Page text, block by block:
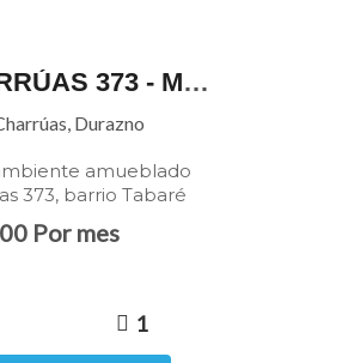
CHARRÚAS 373 - MONOAMBIENTE AMUEBLADO - BARRIO TABARÉ
Durazno
amueblado
373, barrio Tabaré
Por mes
1